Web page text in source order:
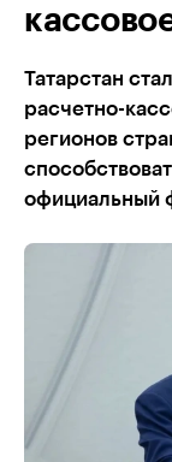
Татарстан
расчетно-
регионов
официальный